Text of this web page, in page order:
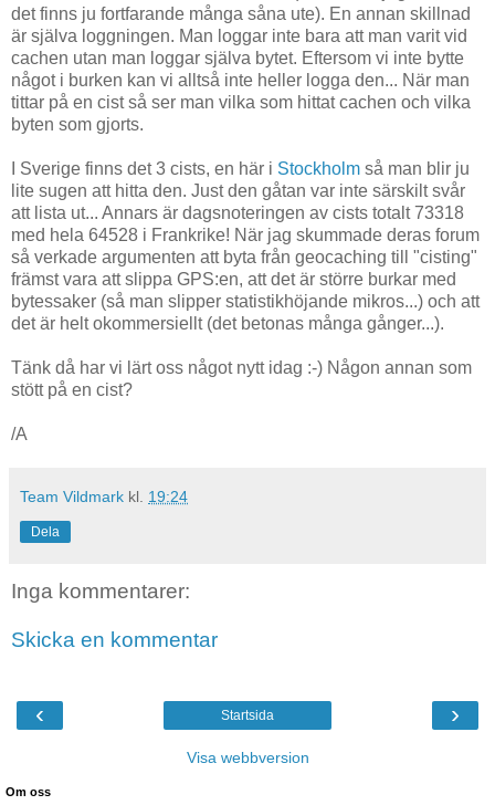
det finns ju fortfarande många såna ute). En annan skillnad
är själva loggningen. Man loggar inte bara att man varit vid
cachen utan man loggar själva bytet. Eftersom vi inte bytte
något i burken kan vi alltså inte heller logga den... När man
tittar på en cist så ser man vilka som hittat cachen och vilka
byten som gjorts.
I Sverige finns det 3 cists, en här i Stockholm så man blir ju
lite sugen att hitta den. Just den gåtan var inte särskilt svår
att lista ut... Annars är dagsnoteringen av cists totalt 73318
med hela 64528 i Frankrike! När jag skummade deras forum
så verkade argumenten att byta från geocaching till "cisting"
främst vara att slippa GPS:en, att det är större burkar med
bytessaker (så man slipper statistikhöjande mikros...) och att
det är helt okommersiellt (det betonas många gånger...).
Tänk då har vi lärt oss något nytt idag :-) Någon annan som
stött på en cist?
/A
Team Vildmark kl. 19:24
Dela
Inga kommentarer:
Skicka en kommentar
‹ ›
Startsida
Visa webbversion
Om oss